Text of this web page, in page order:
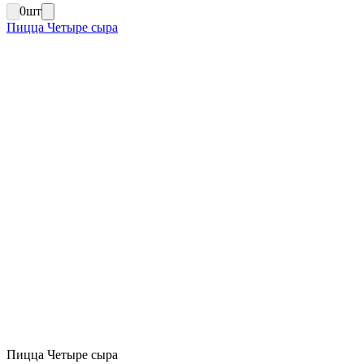
0шт
Пицца Четыре сыра
Пицца Четыре сыра